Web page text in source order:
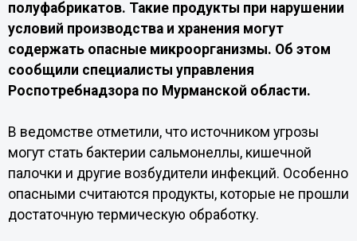
полуфабрикатов. Такие продукты при нарушении
условий производства и хранения могут
содержать опасные микроорганизмы. Об этом
сообщили специалисты управления
Роспотребнадзора по Мурманской области.
В ведомстве отметили, что источником угрозы
могут стать бактерии сальмонеллы, кишечной
палочки и другие возбудители инфекций. Особенно
опасными считаются продукты, которые не прошли
достаточную термическую обработку.